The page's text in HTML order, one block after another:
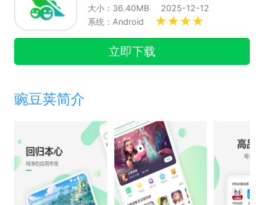
大小：36.40MB
2025-12-12
系统：Android
立即下载
豌豆荚简介